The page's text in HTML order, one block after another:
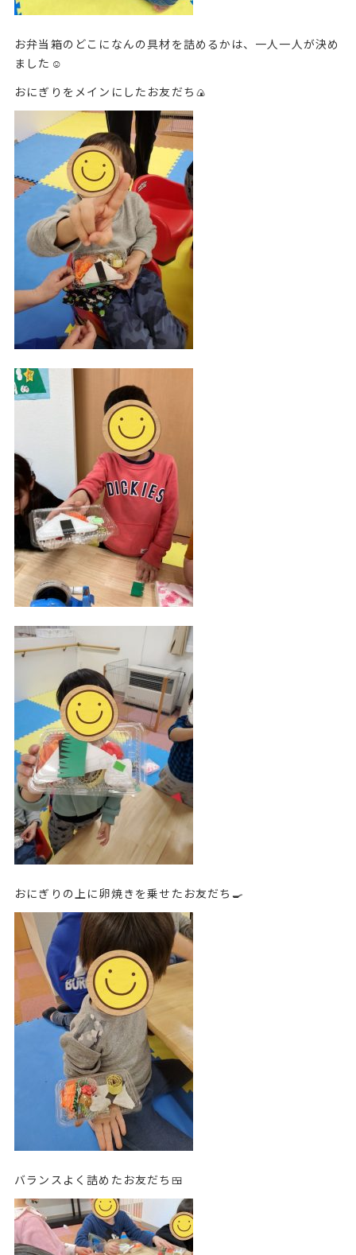
お弁当箱のどこになんの具材を詰めるかは、一人一人が決め
ました☺️
おにぎりをメインにしたお友だち🍙
おにぎりの上に卵焼きを乗せたお友だち🍳
バランスよく詰めたお友だち🍱